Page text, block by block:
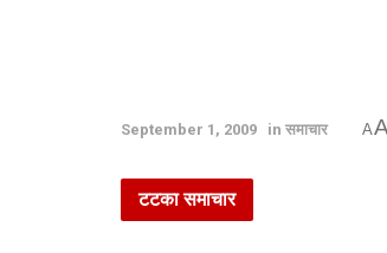
September 1, 2009 in समाचार A
टटका समाचार